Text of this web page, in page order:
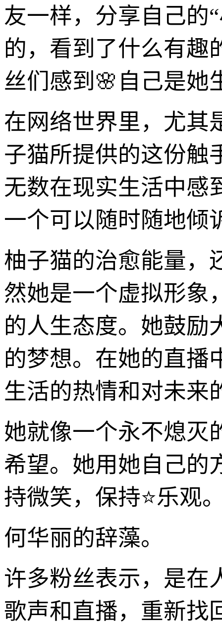
友一样，分享自己的
的，看到了什么有趣
丝们感到🌸自己是她
在网络世界里，尤其
子猫所提供的这份触
无数在现实生活中感
一个可以随时随地倾
柚子猫的治愈能量，
然她是一个虚拟形象
的人生态度。她鼓励
的梦想。在她的直播
生活的热情和对未来
她就像一个永不熄灭
希望。她用她自己的
持微笑，保持⭐乐观
何华丽的辞藻。
许多粉丝表示，是在
歌声和直播，重新找